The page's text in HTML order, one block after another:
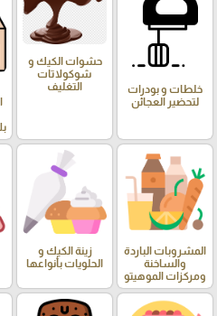
خلطات و بودرات
لتحضير العجائن
حشوات الكيك و
شوكولاتات
التغليف
المشروبات الباردة
والساخنة
ومركزات الموهيتو
زينة الكيك و
الحلويات بأنواعها